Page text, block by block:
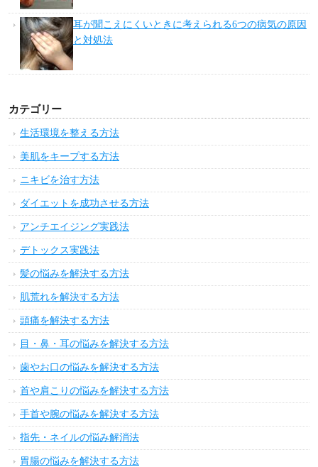
耳が聞こえにくいときに考えられる6つの病気の原因
と対処法
カテゴリー
生活環境を整える方法
美肌をキープする方法
ニキビを治す方法
ダイエットを成功させる方法
アンチエイジング実践法
デトックス実践法
髪の悩みを解決する方法
肌荒れを解決する方法
頭痛を解決する方法
目・鼻・耳の悩みを解決する方法
歯やお口の悩みを解決する方法
首や肩こりの悩みを解決する方法
手首や腕の悩みを解決する方法
指先・ネイルの悩み解消法
胃腸の悩みを解決する方法